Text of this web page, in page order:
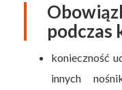
podczas
konieczność
innych